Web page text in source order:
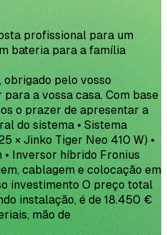
profissional para um
bateria para a família
obrigado pelo vosso
a vossa casa. Com base
o prazer de apresentar a
do sistema • Sistema
× Jinko Tiger Neo 410 W) •
• Inversor híbrido Fronius
cablagem e colocação em
investimento O preço total
instalação, é de 18.450 €
mão de obra, andaime,
e 2 anos de garantia da